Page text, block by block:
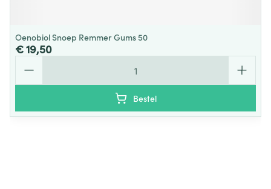
Oenobiol Snoep Remmer Gums 50
€ 19,50
Bestel